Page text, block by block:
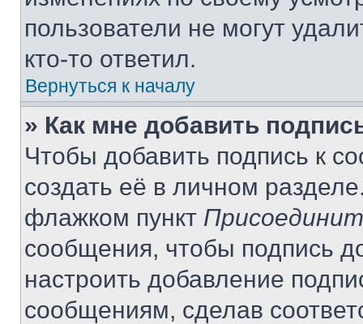
пользователи не могут
кто-то ответил.
Вернуться к началу
» Как мне добавить
Чтобы добавить подпись к
создать её в личном
флажком пункт
сообщения, чтобы подпись
настроить добавление
сообщениям, сделав